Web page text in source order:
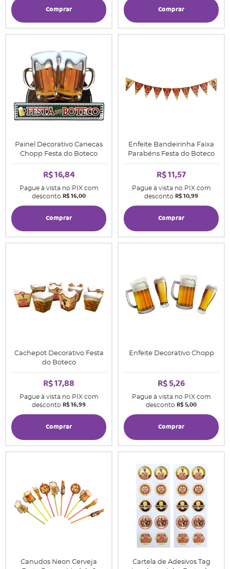
Comprar Comprar
Painel Decorativo Canecas
Chopp Festa do Boteco
R$ 16,84
Pague à vista no PIX com
desconto R$ 16,00
Comprar
Enfeite Bandeirinha Faixa
Parabéns Festa do Boteco
R$ 11,57
Pague à vista no PIX com
desconto R$ 10,99
Comprar
Cachepot Decorativo Festa
do Boteco
R$ 17,88
Pague à vista no PIX com
desconto R$ 16,99
Comprar
Enfeite Decorativo Chopp
R$ 5,26
Pague à vista no PIX com
desconto R$ 5,00
Comprar
Canudos Neon Cerveja
Cartela de Adesivos Tag